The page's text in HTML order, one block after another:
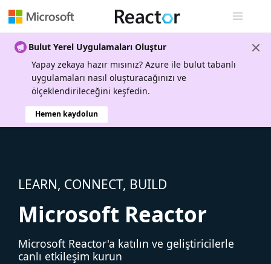
Bulut Yerel Uygulamaları Oluştur
Yapay zekaya hazır mısınız? Azure ile bulut tabanlı
uygulamaları nasıl oluşturacağınızı ve
ölçeklendirileceğini keşfedin.
Hemen kaydolun
LEARN, CONNECT, BUILD
Microsoft Reactor
Microsoft Reactor'a katılın ve geliştiricilerle
canlı etkileşim kurun